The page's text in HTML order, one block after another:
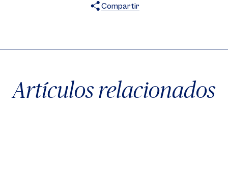
Compartir
Artículos relacionados